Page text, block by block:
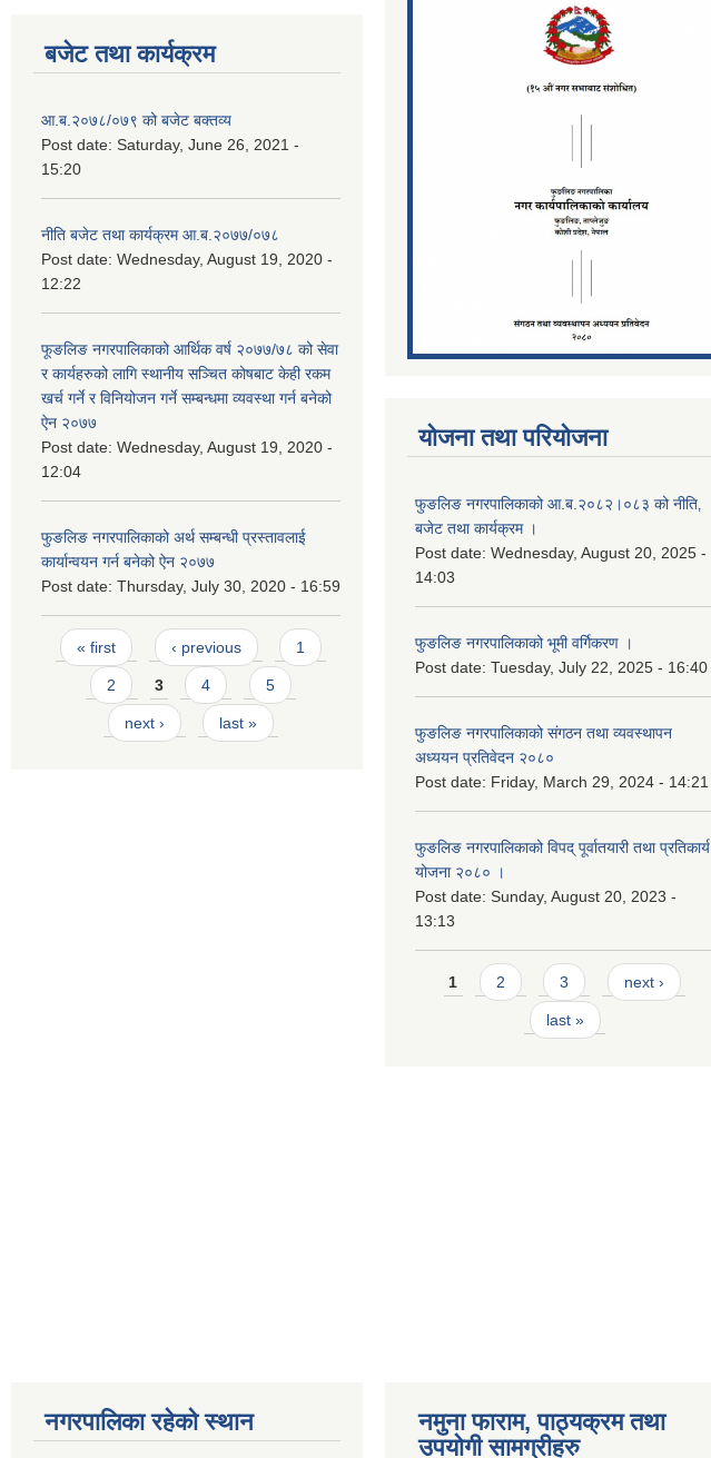
बजेट तथा कार्यक्रम
आ.ब.२०७८/०७९ को बजेट बक्तव्य
Post date: Saturday, June 26, 2021 -
15:20
नीति बजेट तथा कार्यक्रम आ.ब.२०७७/०७८
Post date: Wednesday, August 19, 2020 -
12:22
फूङलिङ नगरपालिकाको आर्थिक वर्ष २०७७/७८ को सेवा
र कार्यहरुको लागि स्थानीय सञ्चित कोषबाट केही रकम
खर्च गर्ने र विनियोजन गर्ने सम्बन्धमा व्यवस्था गर्न बनेको
ऐन २०७७
Post date: Wednesday, August 19, 2020 -
12:04
फुङलिङ नगरपालिकाको अर्थ सम्बन्धी प्रस्तावलाई
कार्यान्वयन गर्न बनेको ऐन २०७७
Post date: Thursday, July 30, 2020 - 16:59
Pages
« first ‹ previous 1
2 3 4 5
next › last »
योजना तथा परियोजना
फुङलिङ नगरपालिकाको आ.ब.२०८२।०८३ को नीति‚
बजेट तथा कार्यक्रम ।
Post date: Wednesday, August 20, 2025 -
14:03
फुङलिङ नगरपालिकाको भूमी वर्गिकरण ।
Post date: Tuesday, July 22, 2025 - 16:40
फुङलिङ नगरपालिकाको संगठन तथा व्यवस्थापन
अध्ययन प्रतिवेदन २०८०
Post date: Friday, March 29, 2024 - 14:21
फुङलिङ नगरपालिकाको विपद् पूर्वातयारी तथा प्रतिकार्य
योजना २०८० ।
Post date: Sunday, August 20, 2023 -
13:13
Pages
1 2 3 next ›
last »
नगरपालिका रहेको स्थान
नमुना फाराम, पाठ्यक्रम तथा
उपयोगी सामग्रीहरु